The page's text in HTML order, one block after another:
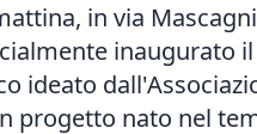
in via
inaugurato
ideato
progetto nato nel